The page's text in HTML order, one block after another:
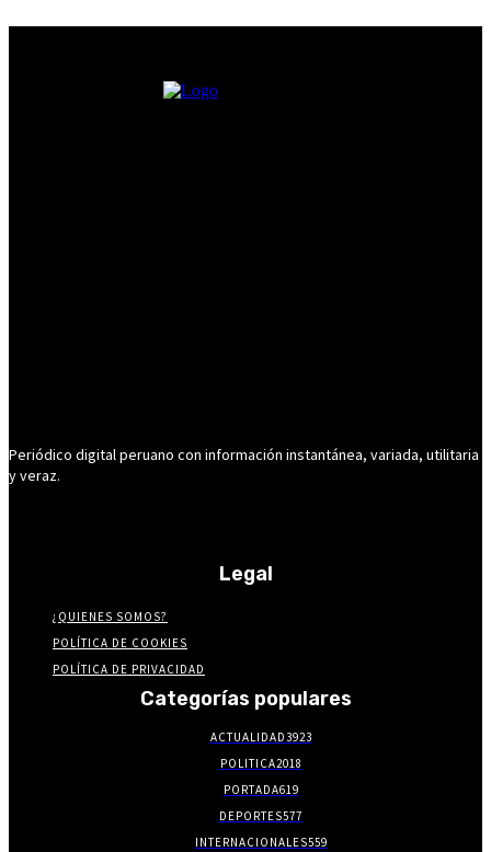
Periódico digital peruano con información instantánea, variada, utilitaria
y veraz.
Legal
¿QUIENES SOMOS?
POLÍTICA DE COOKIES
POLÍTICA DE PRIVACIDAD
Categorías populares
ACTUALIDAD3923
POLITICA2018
PORTADA619
DEPORTES577
INTERNACIONALES559